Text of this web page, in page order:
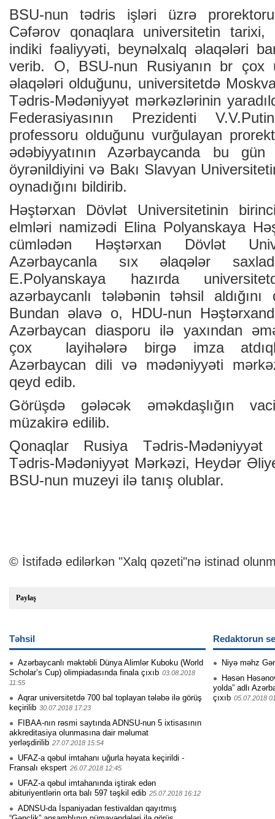
BSU-nun tədris işləri üzrə
Cəfərov qonaqlara universitetin
indiki fəaliyyəti, beynəlxalq əlaqələri
verib. O, BSU-nun Rusiyanın br çox
əlaqələri olduğunu, universitetdə
Tədris-Mədəniyyət mərkəzlərinin
Federasiyasının Prezidenti
professoru olduğunu vurğulayan
ədəbiyyatının Azərbaycanda bu
öyrənildiyini və Bakı Slavyan
oynadığını bildirib.
Həştərxan Dövlət Universitetinin
elmləri namizədi Elina Polyanskaya
cümlədən Həştərxan Dövlət
Azərbaycanla sıx əlaqələr
E.Polyanskaya hazırda
azərbaycanlı tələbənin təhsil aldığını
Bundan əlavə o, HDU-nun
Azərbaycan diasporu ilə yaxından
çox layihələrə birgə imza
Azərbaycan dili və mədəniyyəti
qeyd edib.
Görüşdə gələcək əməkdaşlığın
müzakirə edilib.
Qonaqlar Rusiya Tədris-
Tədris-Mədəniyyət Mərkəzi, Heydər
BSU-nun muzeyi ilə tanış olublar.
© İstifadə edilərkən "Xalq qəzeti"nə istinad
Paylaş
Təhsil
Azərbaycanlı məktəbli Dünya Alimlər Kuboku (World
Scholar’s Cup) olimpiadasında finala çıxıb 03.08.2018
11:55
Aqrar universitetdə 700 bal toplayan tələbə ilə görüş
keçirilib 30.07.2018 17:23
FIBAA-nın rəsmi saytında ADNSU-nun 5 ixtisasının
akkreditasiya olunmasına dair məlumat
yerləşdirilib 27.07.2018 15:54
UFAZ-a qəbul imtahanı uğurla həyata keçirildi -
Fransalı ekspert 26.07.2018 12:45
UFAZ-a qəbul imtahanında iştirak edən
abituriyentlərin orta balı 597 təşkil edib 25.07.2018 16:12
ADNSU-da İspaniyadan festivaldan qayıtmış
Redaktorun
Niyə məhz
Həsən
yolda” adlı
çıxıb 05.07.2018